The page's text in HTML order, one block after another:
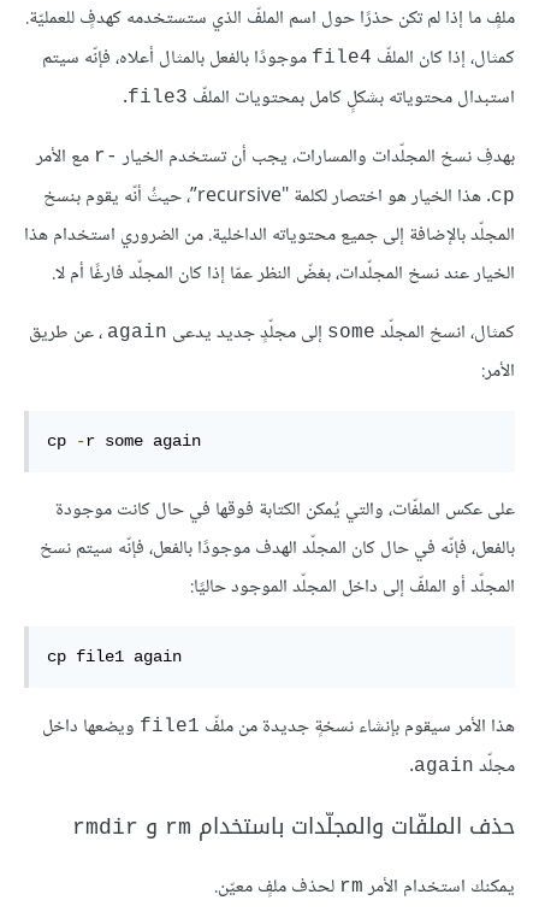
ملفٍ ما إذا لم تكن حذرًا حول اسم الملفّ الذي ستستخدمه كهدفٍ للعمليّة.
كمثال، إذا كان الملفّ file4 موجودًا بالفعل بالمثال أعلاه، فإنّه سيتم
استبدال محتوياته بشكلٍ كامل بمحتويات الملفّ file3
.
بهدفِ نسخ المجلّدات والمسارات، يجب أن تستخدم الخيار -r مع الأمر
cp
. هذا الخيار هو اختصار لكلمة "recursive”، حيثُ أنّه يقوم بنسخ
المجلّد بالإضافة إلى جميع محتوياته الداخلية. من الضروري استخدام هذا
الخيار عند نسخ المجلّدات، بغضّ النظر عمّا إذا كان المجلّد فارغًا أم لا.
كمثال، انسخ المجلّد some إلى مجلّدٍ جديد يدعى again ، عن طريق
الأمر:
cp -r some again
على عكس الملفّات، والتي يُمكن الكتابة فوقها في حال كانت موجودة
بالفعل، فإنّه في حال كان المجلّد الهدف موجودًا بالفعل، فإنّه سيتم نسخ
المجلّد أو الملفّ إلى داخل المجلّد الموجود حاليًا:
cp file1 again
هذا الأمر سيقوم بإنشاء نسخةٍ جديدة من ملفّ file1 ويضعها داخل
مجلّد again
.
حذف الملفّات والمجلّدات باستخدام rm و rmdir
يمكنك استخدام الأمر rm لحذف ملفٍ معيّن.